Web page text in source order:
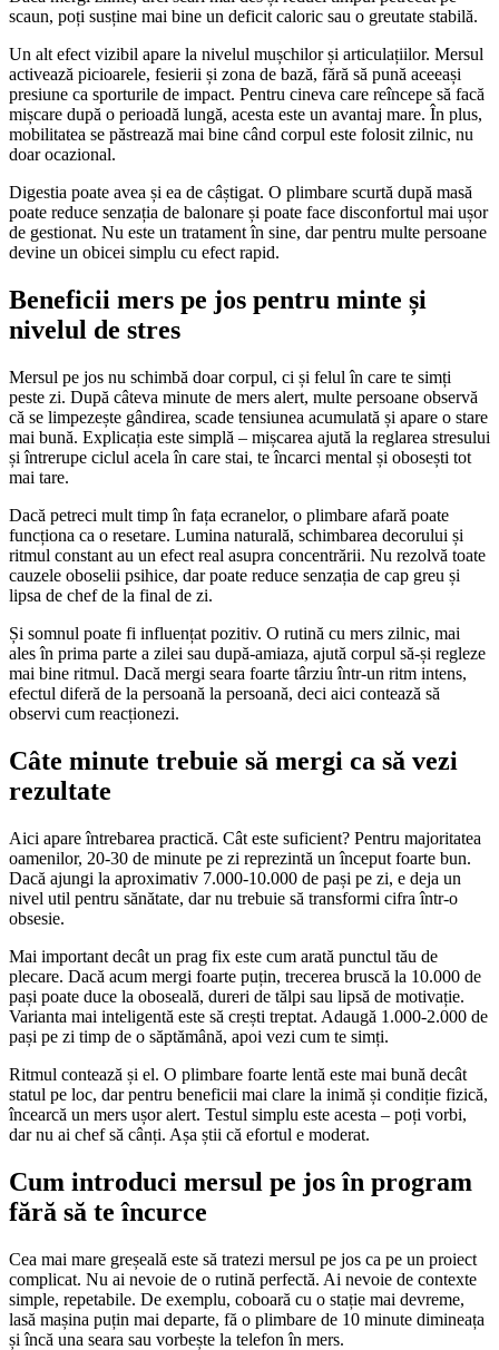
scaun, poți susține mai bine un deficit caloric sau o greutate stabilă.
Un alt efect vizibil apare la nivelul mușchilor și articulațiilor. Mersul
activează picioarele, fesierii și zona de bază, fără să pună aceeași
presiune ca sporturile de impact. Pentru cineva care reîncepe să facă
mișcare după o perioadă lungă, acesta este un avantaj mare. În plus,
mobilitatea se păstrează mai bine când corpul este folosit zilnic, nu
doar ocazional.
Digestia poate avea și ea de câștigat. O plimbare scurtă după masă
poate reduce senzația de balonare și poate face disconfortul mai ușor
de gestionat. Nu este un tratament în sine, dar pentru multe persoane
devine un obicei simplu cu efect rapid.
Beneficii mers pe jos pentru minte și
nivelul de stres
Mersul pe jos nu schimbă doar corpul, ci și felul în care te simți
peste zi. După câteva minute de mers alert, multe persoane observă
că se limpezește gândirea, scade tensiunea acumulată și apare o stare
mai bună. Explicația este simplă – mișcarea ajută la reglarea stresului
și întrerupe ciclul acela în care stai, te încarci mental și obosești tot
mai tare.
Dacă petreci mult timp în fața ecranelor, o plimbare afară poate
funcționa ca o resetare. Lumina naturală, schimbarea decorului și
ritmul constant au un efect real asupra concentrării. Nu rezolvă toate
cauzele oboselii psihice, dar poate reduce senzația de cap greu și
lipsa de chef de la final de zi.
Și somnul poate fi influențat pozitiv. O rutină cu mers zilnic, mai
ales în prima parte a zilei sau după-amiaza, ajută corpul să-și regleze
mai bine ritmul. Dacă mergi seara foarte târziu într-un ritm intens,
efectul diferă de la persoană la persoană, deci aici contează să
observi cum reacționezi.
Câte minute trebuie să mergi ca să vezi
rezultate
Aici apare întrebarea practică. Cât este suficient? Pentru majoritatea
oamenilor, 20-30 de minute pe zi reprezintă un început foarte bun.
Dacă ajungi la aproximativ 7.000-10.000 de pași pe zi, e deja un
nivel util pentru sănătate, dar nu trebuie să transformi cifra într-o
obsesie.
Mai important decât un prag fix este cum arată punctul tău de
plecare. Dacă acum mergi foarte puțin, trecerea bruscă la 10.000 de
pași poate duce la oboseală, dureri de tălpi sau lipsă de motivație.
Varianta mai inteligentă este să crești treptat. Adaugă 1.000-2.000 de
pași pe zi timp de o săptămână, apoi vezi cum te simți.
Ritmul contează și el. O plimbare foarte lentă este mai bună decât
statul pe loc, dar pentru beneficii mai clare la inimă și condiție fizică,
încearcă un mers ușor alert. Testul simplu este acesta – poți vorbi,
dar nu ai chef să cânți. Așa știi că efortul e moderat.
Cum introduci mersul pe jos în program
fără să te încurce
Cea mai mare greșeală este să tratezi mersul pe jos ca pe un proiect
complicat. Nu ai nevoie de o rutină perfectă. Ai nevoie de contexte
simple, repetabile. De exemplu, coboară cu o stație mai devreme,
lasă mașina puțin mai departe, fă o plimbare de 10 minute dimineața
și încă una seara sau vorbește la telefon în mers.